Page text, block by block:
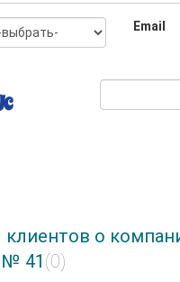
Email
о
41 (0)